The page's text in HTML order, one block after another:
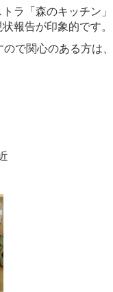
ラ「森のキッチン
報告が印象的です。
で関心のある方は